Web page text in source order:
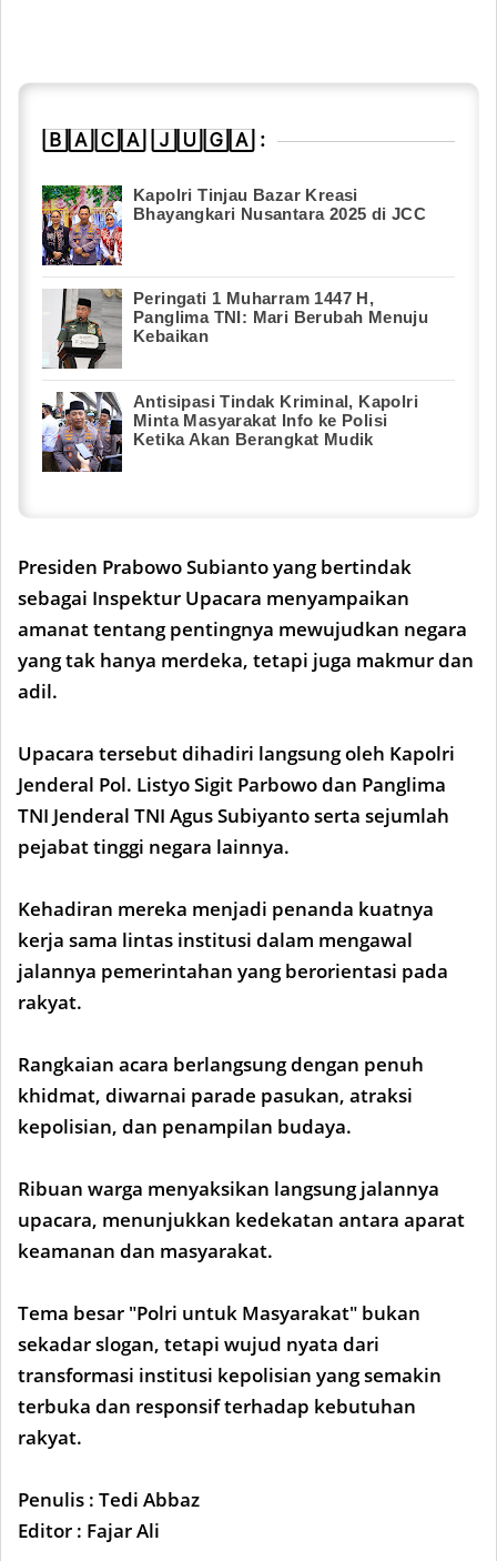
🄱🄰🄲🄰 🄹🅄🄶🄰 :
Kapolri Tinjau Bazar Kreasi
Bhayangkari Nusantara 2025 di JCC
Peringati 1 Muharram 1447 H,
Panglima TNI: Mari Berubah Menuju
Kebaikan
Antisipasi Tindak Kriminal, Kapolri
Minta Masyarakat Info ke Polisi
Ketika Akan Berangkat Mudik
Presiden Prabowo Subianto yang bertindak
sebagai Inspektur Upacara menyampaikan
amanat tentang pentingnya mewujudkan negara
yang tak hanya merdeka, tetapi juga makmur dan
adil.
Upacara tersebut dihadiri langsung oleh Kapolri
Jenderal Pol. Listyo Sigit Parbowo dan Panglima
TNI Jenderal TNI Agus Subiyanto serta sejumlah
pejabat tinggi negara lainnya.
Kehadiran mereka menjadi penanda kuatnya
kerja sama lintas institusi dalam mengawal
jalannya pemerintahan yang berorientasi pada
rakyat.
Rangkaian acara berlangsung dengan penuh
khidmat, diwarnai parade pasukan, atraksi
kepolisian, dan penampilan budaya.
Ribuan warga menyaksikan langsung jalannya
upacara, menunjukkan kedekatan antara aparat
keamanan dan masyarakat.
Tema besar "Polri untuk Masyarakat" bukan
sekadar slogan, tetapi wujud nyata dari
transformasi institusi kepolisian yang semakin
terbuka dan responsif terhadap kebutuhan
rakyat.
Penulis : Tedi Abbaz
Editor : Fajar Ali